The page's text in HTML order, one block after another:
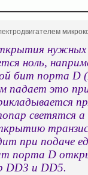
ноль,
бит порта D
падает это
светятся
при подаче
порта D
DD3 и DD5.